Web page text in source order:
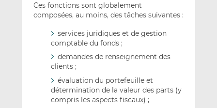
Ces fonctions sont globalement
composées, au moins, des tâches suivantes :
services juridiques et de gestion
comptable du fonds ;
demandes de renseignement des
clients ;
évaluation du portefeuille et
détermination de la valeur des parts (y
compris les aspects fiscaux) ;